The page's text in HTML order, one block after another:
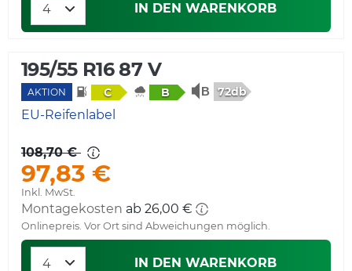
IN DEN WARENKORB
195/55 R16 87 V
AKTION C B 72db
EU-Reifenlabel
108,70 €
97,83 €
Inkl. MwSt.
Montagekosten ab 26,00 €
Onlinepreis. Vor Ort sind Abweichungen möglich.
IN DEN WARENKORB